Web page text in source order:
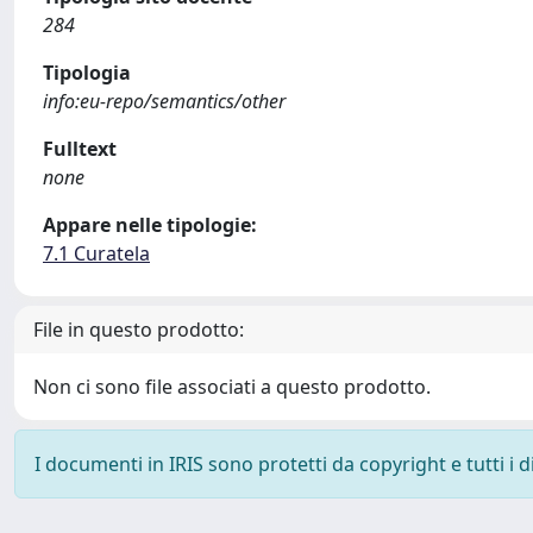
284
Tipologia
info:eu-repo/semantics/other
Fulltext
none
Appare nelle tipologie:
7.1 Curatela
File in questo prodotto:
Non ci sono file associati a questo prodotto.
I documenti in IRIS sono protetti da copyright e tutti i